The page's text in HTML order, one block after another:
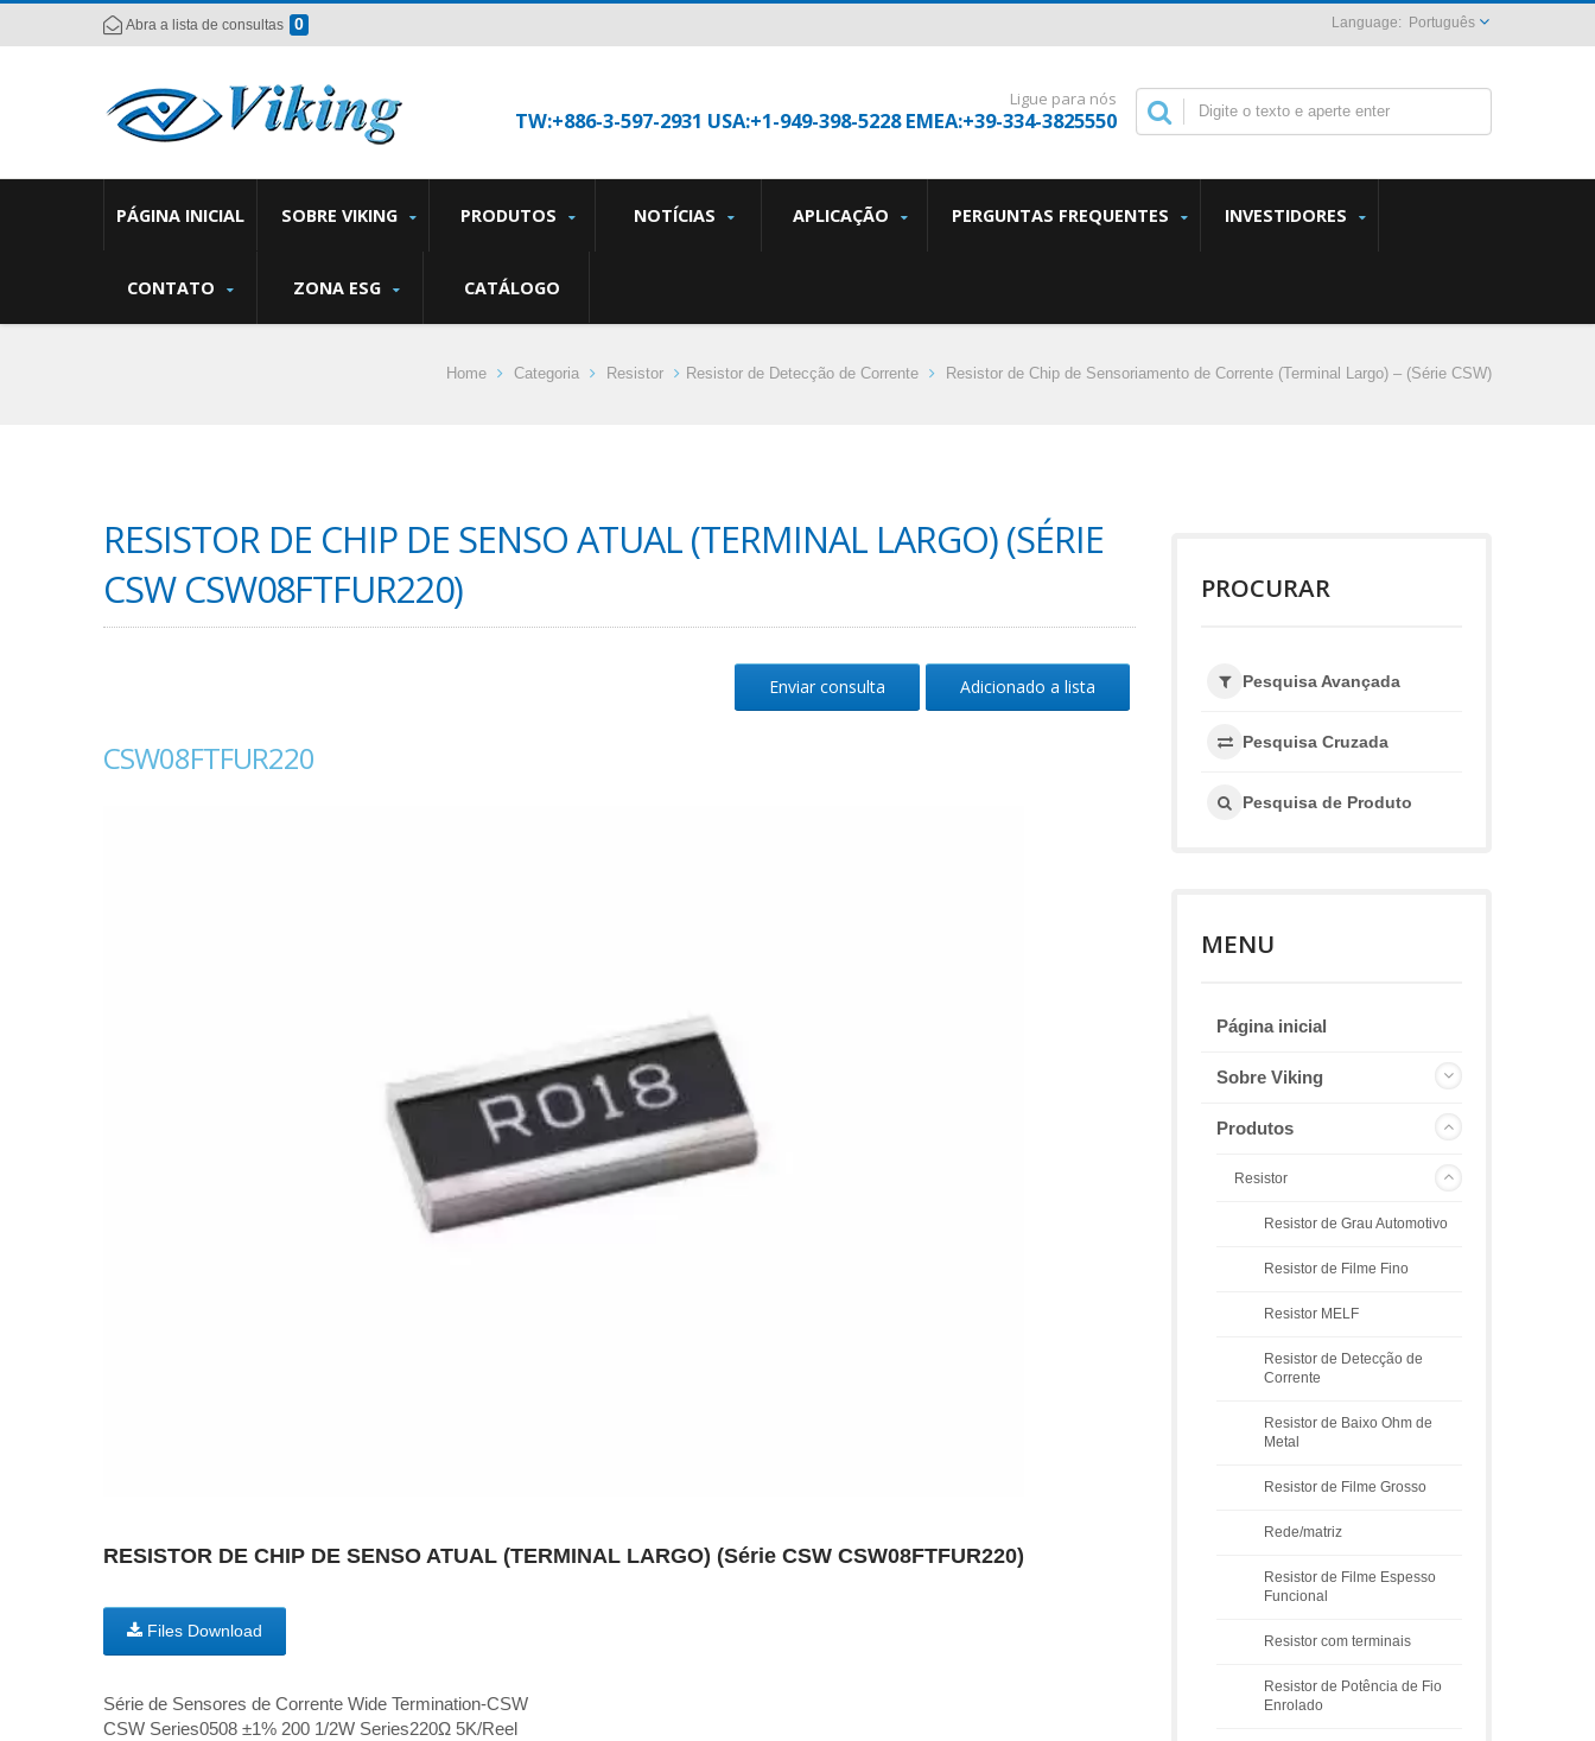
Abra a lista de consultas 0 Português
Ligue para nós
TW:+886-3-597-2931 USA:+1-949-398-5228 EMEA:+39-334-3825550
PÁGINA INICIAL SOBRE VIKING PRODUTOS NOTÍCIAS APLICAÇÃO PERGUNTAS FREQUENTES INVESTIDORES
CONTATO ZONA ESG CATÁLOGO
Home Categoria Resistor Resistor de Detecção de Corrente Resistor de Chip de Sensoriamento de Corrente (Terminal Largo) – (Série CSW)
RESISTOR DE CHIP DE SENSO ATUAL (TERMINAL LARGO) (SÉRIE
CSW CSW08FTFUR220)
Enviar consulta Adicionado a lista
CSW08FTFUR220
RESISTOR DE CHIP DE SENSO ATUAL (TERMINAL LARGO) (Série CSW CSW08FTFUR220)
Files Download
Série de Sensores de Corrente Wide Termination-CSW
CSW Series0508 ±1% 200 1/2W Series220Ω 5K/Reel
PROCURAR
Pesquisa Avançada
Pesquisa Cruzada
Pesquisa de Produto
MENU
Página inicial
Sobre Viking
Produtos
Resistor
Resistor de Grau Automotivo
Resistor de Filme Fino
Resistor MELF
Resistor de Detecção de
Corrente
Resistor de Baixo Ohm de
Metal
Resistor de Filme Grosso
Rede/matriz
Resistor de Filme Espesso
Funcional
Resistor com terminais
Resistor de Potência de Fio
Enrolado